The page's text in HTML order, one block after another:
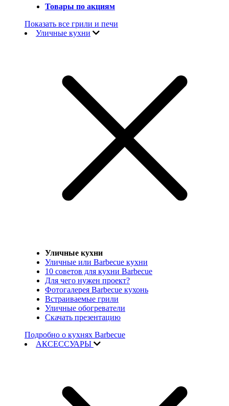
Товары по акциям
Показать все грили и печи
Уличные кухни
Уличные кухни
Уличные или Barbecue кухни
10 советов для кухни Barbecue
Для чего нужен проект?
Фотогалерея Barbecue кухонь
Встраиваемые грили
Уличные обогреватели
Скачать презентацию
Подробно о кухнях Barbecue
АКСЕССУАРЫ